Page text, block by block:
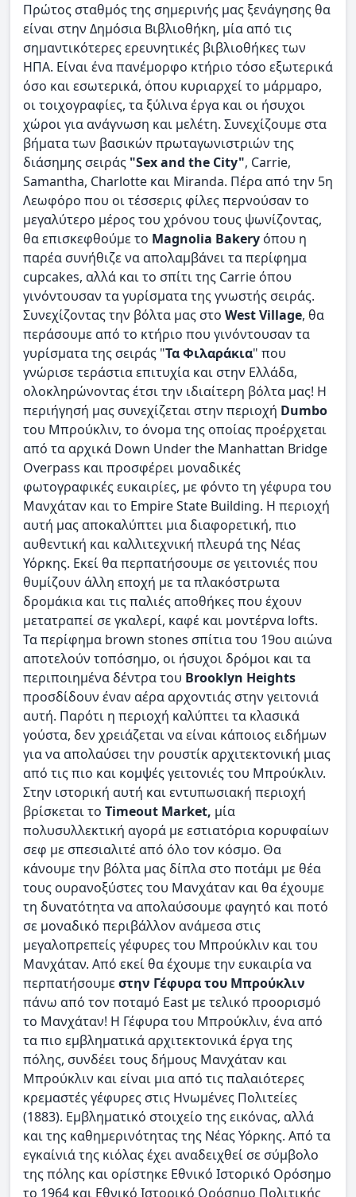
Πρώτος σταθμός της σημερινής μας ξενάγησης θα
είναι στην Δημόσια Βιβλιοθήκη, μία από τις
σημαντικότερες ερευνητικές βιβλιοθήκες των
ΗΠΑ. Είναι ένα πανέμορφο κτήριο τόσο εξωτερικά
όσο και εσωτερικά, όπου κυριαρχεί το μάρμαρο,
οι τοιχογραφίες, τα ξύλινα έργα και οι ήσυχοι
χώροι για ανάγνωση και μελέτη. Συνεχίζουμε στα
βήματα των βασικών πρωταγωνιστριών της
διάσημης σειράς "Sex and the City", Carrie,
Samantha, Charlotte και Miranda. Πέρα από την 5η
Λεωφόρο που οι τέσσερις φίλες περνούσαν το
μεγαλύτερο μέρος του χρόνου τους ψωνίζοντας,
θα επισκεφθούμε το Magnolia Bakery όπου η
παρέα συνήθιζε να απολαμβάνει τα περίφημα
cupcakes, αλλά και το σπίτι της Carrie όπου
γινόντουσαν τα γυρίσματα της γνωστής σειράς.
Συνεχίζοντας την βόλτα μας στο West Village, θα
περάσουμε από το κτήριο που γινόντουσαν τα
γυρίσματα της σειράς "Τα Φιλαράκια" που
γνώρισε τεράστια επιτυχία και στην Ελλάδα,
ολοκληρώνοντας έτσι την ιδιαίτερη βόλτα μας! Η
περιήγησή μας συνεχίζεται στην περιοχή Dumbo
του Μπρούκλιν, το όνομα της οποίας προέρχεται
από τα αρχικά Down Under the Manhattan Bridge
Overpass και προσφέρει μοναδικές
φωτογραφικές ευκαιρίες, με φόντο τη γέφυρα του
Μανχάταν και το Empire State Building. Η περιοχή
αυτή μας αποκαλύπτει μια διαφορετική, πιο
αυθεντική και καλλιτεχνική πλευρά της Νέας
Υόρκης. Εκεί θα περπατήσουμε σε γειτονιές που
θυμίζουν άλλη εποχή με τα πλακόστρωτα
δρομάκια και τις παλιές αποθήκες που έχουν
μετατραπεί σε γκαλερί, καφέ και μοντέρνα lofts.
Τα περίφημα brown stones σπίτια του 19ου αιώνα
αποτελούν τοπόσημο, οι ήσυχοι δρόμοι και τα
περιποιημένα δέντρα του Brooklyn Heights
προσδίδουν έναν αέρα αρχοντιάς στην γειτονιά
αυτή. Παρότι η περιοχή καλύπτει τα κλασικά
γούστα, δεν χρειάζεται να είναι κάποιος ειδήμων
για να απολαύσει την ρουστίκ αρχιτεκτονική μιας
από τις πιο και κομψές γειτονιές του Μπρούκλιν.
Στην ιστορική αυτή και εντυπωσιακή περιοχή
βρίσκεται το Timeout Market, μία
πολυσυλλεκτική αγορά με εστιατόρια κορυφαίων
σεφ με σπεσιαλιτέ από όλο τον κόσμο. Θα
κάνουμε την βόλτα μας δίπλα στο ποτάμι με θέα
τους ουρανοξύστες του Μανχάταν και θα έχουμε
τη δυνατότητα να απολαύσουμε φαγητό και ποτό
σε μοναδικό περιβάλλον ανάμεσα στις
μεγαλοπρεπείς γέφυρες του Μπρούκλιν και του
Μανχάταν. Από εκεί θα έχουμε την ευκαιρία να
περπατήσουμεστην Γέφυρα του Μπρούκλιν
πάνω από τον ποταμό East με τελικό προορισμό
το Μανχάταν! Η Γέφυρα του Μπρούκλιν, ένα από
τα πιο εμβληματικά αρχιτεκτονικά έργα της
πόλης, συνδέει τους δήμους Μανχάταν και
Μπρούκλιν και είναι μια από τις παλαιότερες
κρεμαστές γέφυρες στις Ηνωμένες Πολιτείες
(1883). Εμβληματικό στοιχείο της εικόνας, αλλά
και της καθημερινότητας της Νέας Υόρκης. Από τα
εγκαίνιά της κιόλας έχει αναδειχθεί σε σύμβολο
της πόλης και ορίστηκε Εθνικό Ιστορικό Ορόσημο
το 1964 και Εθνικό Ιστορικό Ορόσημο Πολιτικής